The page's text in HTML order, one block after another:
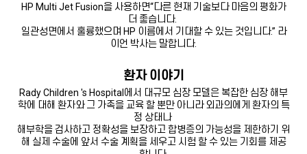
HP Multi Jet Fusion을 사용하면“다른 현재 기술보다 마음의 평화가
더 좋습니다.
일관성면에서 훌륭했으며 HP 이름에서 기대할 수 있는 것입니다.” 라
이언 박사는 말합니다.
환자 이야기
Rady Children 's Hospital에서 대규모 심장 모델은 복잡한 심장 해부
학에 대해 환자와 그 가족을 교육 할 뿐만 아니라 외과의에게 환자의 특
정 상태나
해부학을 검사하고 정확성을 보장하고 합병증의 가능성을 제한하기 위
해 실제 수술에 앞서 수술 계획을 세우고 시험 할 수 있는 기회를 제공